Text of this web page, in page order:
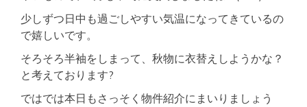
少しずつ日中も過ごしやすい気温になってきているの
で嬉しいです。
そろそろ半袖をしまって、秋物に衣替えしようかな？
と考えております?
ではでは本日もさっそく物件紹介にまいりましょう